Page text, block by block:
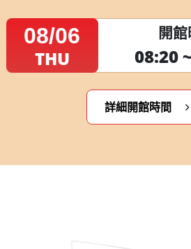
08/06
THU
開
08:20
詳細開館時間